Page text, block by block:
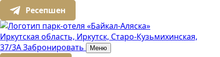
Ресепшен
Иркутская область, Иркутск, Старо-Кузьмихинская,
37/3АЗабронировать Меню